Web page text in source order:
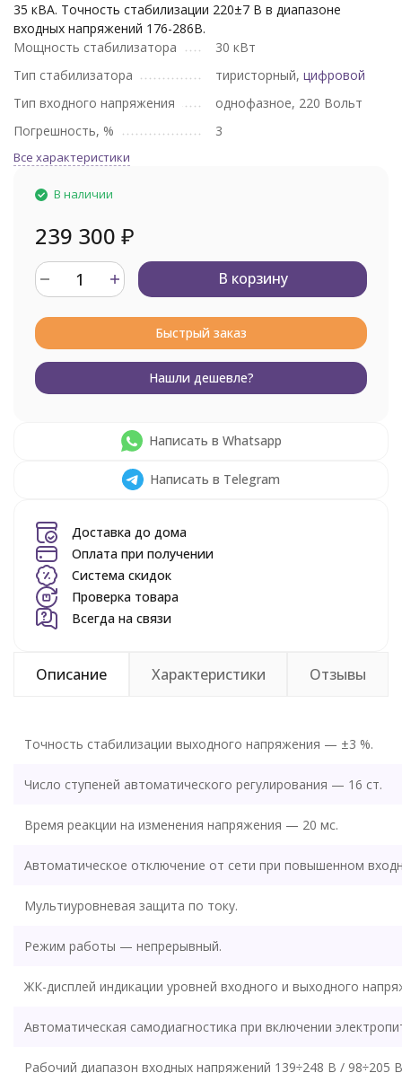
35 кВА. Точность стабилизации 220±7 В в диапазоне
входных напряжений 176-286В.
Мощность стабилизатора
30 кВт
Тип стабилизатора
тиристорный, цифровой
Тип входного напряжения
однофазное, 220 Вольт
Погрешность, %
3
Все характеристики
В наличии
239 300 ₽
В корзину
Быстрый заказ
Нашли дешевле?
Написать в Whatsapp
Написать в Telegram
Доставка до дома
Оплата при получении
Система скидок
Проверка товара
Всегда на связи
Описание Характеристики Отзывы
Точность стабилизации выходного напряжения — ±3 %.
Число ступеней автоматического регулирования — 16 ст.
Время реакции на изменения напряжения — 20 мс.
Автоматическое отключение от сети при повышенном
Мультиуровневая защита по току.
Режим работы — непрерывный.
ЖК-дисплей индикации уровней входного и выходного
Автоматическая самодиагностика при включении
Рабочий диапазон входных напряжений 139÷248 В / 98÷205